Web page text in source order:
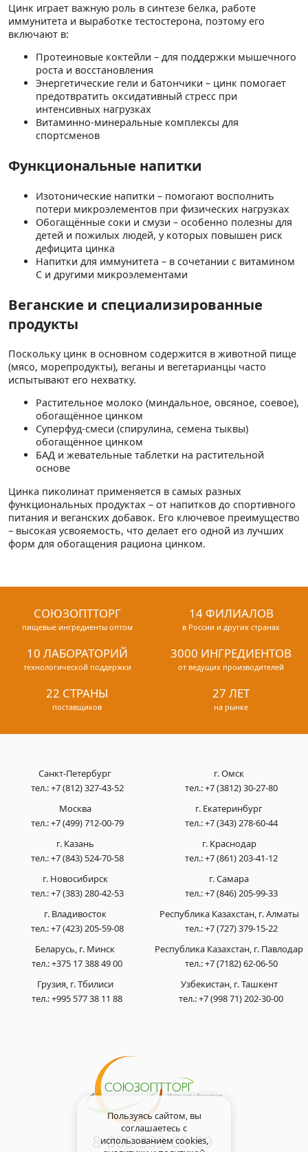
Цинк играет важную роль в синтезе белка, работе
иммунитета и выработке тестостерона, поэтому его
включают в:
Протеиновые коктейли – для поддержки мышечного
роста и восстановления
Энергетические гели и батончики – цинк помогает
предотвратить оксидативный стресс при
интенсивных нагрузках
Витаминно-минеральные комплексы для
спортсменов
Функциональные напитки
Изотонические напитки – помогают восполнить
потери микроэлементов при физических нагрузках
Обогащённые соки и смузи – особенно полезны для
детей и пожилых людей, у которых повышен риск
дефицита цинка
Напитки для иммунитета – в сочетании с витамином
C и другими микроэлементами
Веганские и специализированные
продукты
Поскольку цинк в основном содержится в животной пище
(мясо, морепродукты), веганы и вегетарианцы часто
испытывают его нехватку.
Растительное молоко (миндальное, овсяное, соевое),
обогащённое цинком
Суперфуд-смеси (спирулина, семена тыквы)
обогащённое цинком
БАД и жевательные таблетки на растительной
основе
Цинка пиколинат применяется в самых разных
функциональных продуктах – от напитков до спортивного
питания и веганских добавок. Его ключевое преимущество
– высокая усвояемость, что делает его одной из лучших
форм для обогащения рациона цинком.
СОЮЗОПТТОРГ
пищевые ингредиенты оптом
14 ФИЛИАЛОВ
в России и других странах
10 ЛАБОРАТОРИЙ
технологической поддержки
3000 ИНГРЕДИЕНТОВ
от ведущих производителей
22 СТРАНЫ
поставщиков
27 ЛЕТ
на рынке
Санкт-Петербург
тел.:+7 (812) 327-43-52
Москва
тел.:+7 (499) 712-00-79
г. Казань
тел.:+7 (843) 524-70-58
г. Новосибирск
тел.:+7 (383) 280-42-53
г. Омск
тел.:+7 (3812) 30-27-80
г. Екатеринбург
тел.:+7 (343) 278-60-44
г. Краснодар
тел.:+7 (861) 203-41-12
г. Самара
тел.:+7 (846) 205-99-33
г. Владивосток
тел.:+7 (423) 205-59-08
Беларусь, г. Минск
тел.:+375 17 388 49 00
Грузия, г. Тбилиси
тел.:+995 577 38 11 88
Республика Казахстан, г. Алматы
тел.:+7 (727) 379-15-22
Республика Казахстан, г. Павлодар
тел.:+7 (7182) 62-06-50
Узбекистан, г. Ташкент
тел.:+7 (998 71) 202-30-00
8-800-333-00-89
Пользуясь сайтом, вы
соглашаетесь с
использованием cookies,